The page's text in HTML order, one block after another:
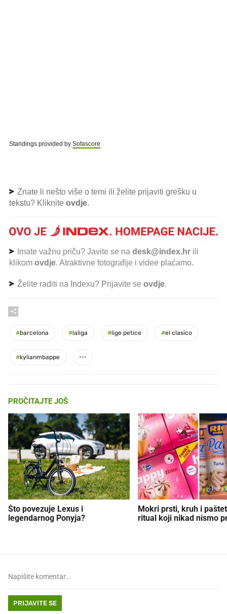
Standings provided by Sofascore
Znate li nešto više o temi ili želite prijaviti grešku u
tekstu? Kliknite ovdje.
Imate važnu priču? Javite se na desk@index.hr ili
klikom ovdje. Atraktivne fotografije i videe plaćamo.
Želite raditi na Indexu? Prijavite se ovdje.
#barcelona #laliga #lige petice #el clasico
#kylianmbappe
PROČITAJTE JOŠ
Što povezuje Lexus i
legendarnog Ponyja?
Mokri prsti, kruh i
ritual koji nikad nismo
PRIJAVITE SE